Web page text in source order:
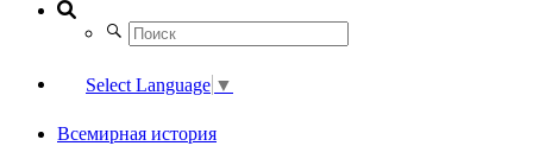
Select Language ▼
Всемирная история